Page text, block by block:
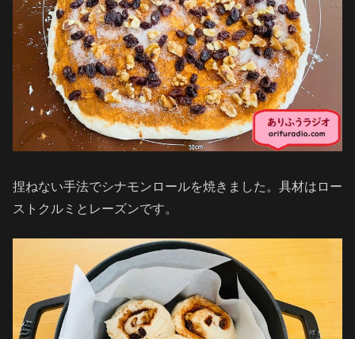
捏ねない手法でシナモンロールを焼きました。具材はロー
ストクルミとレーズンです。